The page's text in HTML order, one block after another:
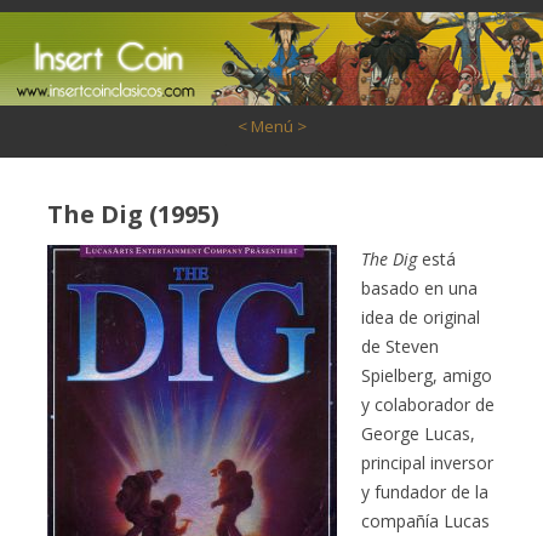
< Menú >
The Dig (1995)
The Digestá
basado en una
idea de original
de Steven
Spielberg, amigo
y colaborador de
George Lucas,
principal inversor
y fundador de la
compañía Lucas